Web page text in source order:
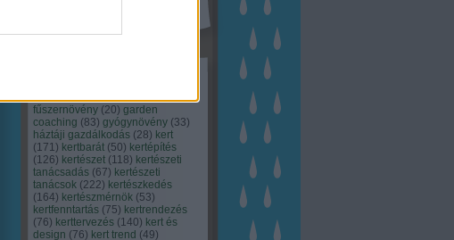
Budapest (45) dísznövény (116)
fűszernövény (20) garden
coaching (83) gyógynövény (33)
háztáji gazdálkodás (28) kert
(171) kertbarát (50) kertépítés
(126) kertészet (118) kertészeti
tanácsadás (67) kertészeti
tanácsok (222) kertészkedés
(164) kertészmérnök (53)
kertfenntartás (75) kertrendezés
(76) kerttervezés (140) kert és
design (76) kert trend (49)